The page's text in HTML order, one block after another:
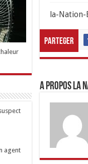
la-
Parteger
A propos LA
agent